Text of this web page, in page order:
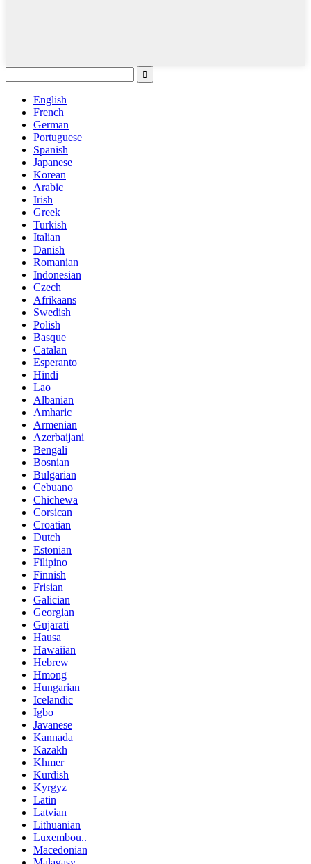
English
French
German
Portuguese
Spanish
Japanese
Korean
Arabic
Irish
Greek
Turkish
Italian
Danish
Romanian
Indonesian
Czech
Afrikaans
Swedish
Polish
Basque
Catalan
Esperanto
Hindi
Lao
Albanian
Amharic
Armenian
Azerbaijani
Bengali
Bosnian
Bulgarian
Cebuano
Chichewa
Corsican
Croatian
Dutch
Estonian
Filipino
Finnish
Frisian
Galician
Georgian
Gujarati
Hausa
Hawaiian
Hebrew
Hmong
Hungarian
Icelandic
Igbo
Javanese
Kannada
Kazakh
Khmer
Kurdish
Kyrgyz
Latin
Latvian
Lithuanian
Luxembou..
Macedonian